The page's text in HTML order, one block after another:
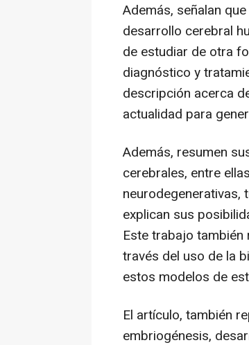
Además, señalan
desarrollo cerebral
de estudiar de otra
diagnóstico y
descripción acerca
actualidad para
Además, resumen
cerebrales, entre
neurodegenerativas,
explican sus
Este trabajo
través del uso de la
estos modelos de
El artículo, también
embriogénesis,